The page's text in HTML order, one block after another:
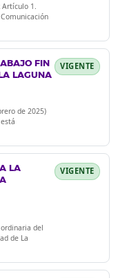
1.
FIN
LAGUNA
de 2025)
VIGENTE
LA
del
de La
VIGENTE